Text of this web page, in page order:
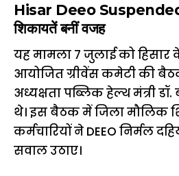
Hisar Deeo Suspended
शिकायतें बनीं वजह
यह मामला 7 जुलाई को
आयोजित ग्रीवेंस कमेटी की
अध्यक्षता पब्लिक हेल्थ मंत्री
थे। इस बैठक में जिला मौलिक
कर्मचारियों ने DEEO निर्मल
सवाल उठाए।